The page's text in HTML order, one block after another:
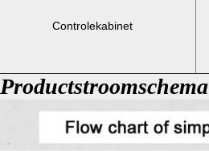
Controlekabinet
Productstroomschema